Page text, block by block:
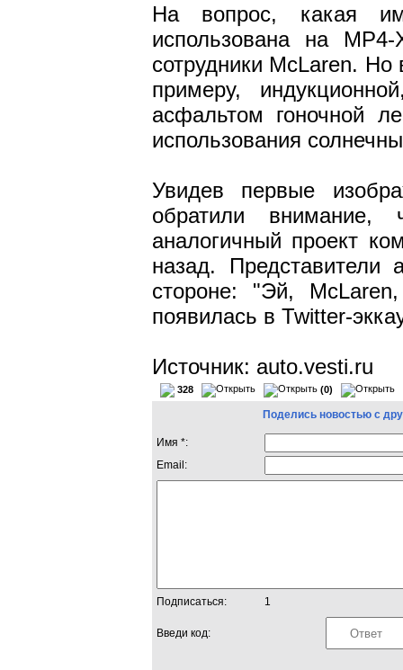
На вопрос, какая
использована на
сотрудники McLaren.
примеру,
асфальтом гоночной
использования
Увидев первые
обратили внимание,
аналогичный проект
назад. Представители
стороне: "Эй,
появилась в Twitter-
Источник: auto.vesti.ru
328 (0)
Поделись новостью с
Имя *:
Email:
Подписаться: 1
Введи код: